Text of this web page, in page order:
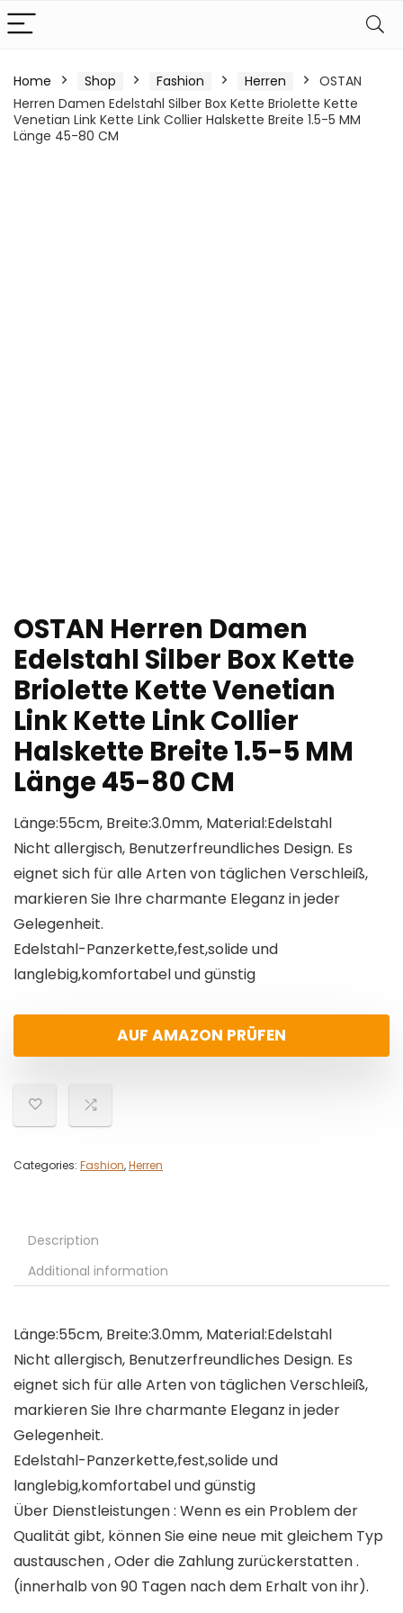
Home Shop Fashion Herren
OSTAN
Herren Damen Edelstahl Silber Box Kette Briolette Kette
Venetian Link Kette Link Collier Halskette Breite 1.5-5 MM
Länge 45-80 CM
OSTAN Herren Damen
Edelstahl Silber Box Kette
Briolette Kette Venetian
Link Kette Link Collier
Halskette Breite 1.5-5 MM
Länge 45-80 CM
Länge:55cm, Breite:3.0mm, Material:Edelstahl
Nicht allergisch, Benutzerfreundliches Design. Es
eignet sich für alle Arten von täglichen Verschleiß,
markieren Sie Ihre charmante Eleganz in jeder
Gelegenheit.
Edelstahl-Panzerkette,fest,solide und
langlebig,komfortabel und günstig
AUF AMAZON PRÜFEN
Categories: Fashion,Herren
Description
Additional information
Länge:55cm, Breite:3.0mm, Material:Edelstahl
Nicht allergisch, Benutzerfreundliches Design. Es
eignet sich für alle Arten von täglichen Verschleiß,
markieren Sie Ihre charmante Eleganz in jeder
Gelegenheit.
Edelstahl-Panzerkette,fest,solide und
langlebig,komfortabel und günstig
Über Dienstleistungen : Wenn es ein Problem der
Qualität gibt, können Sie eine neue mit gleichem Typ
austauschen , Oder die Zahlung zurückerstatten .
(innerhalb von 90 Tagen nach dem Erhalt von ihr).